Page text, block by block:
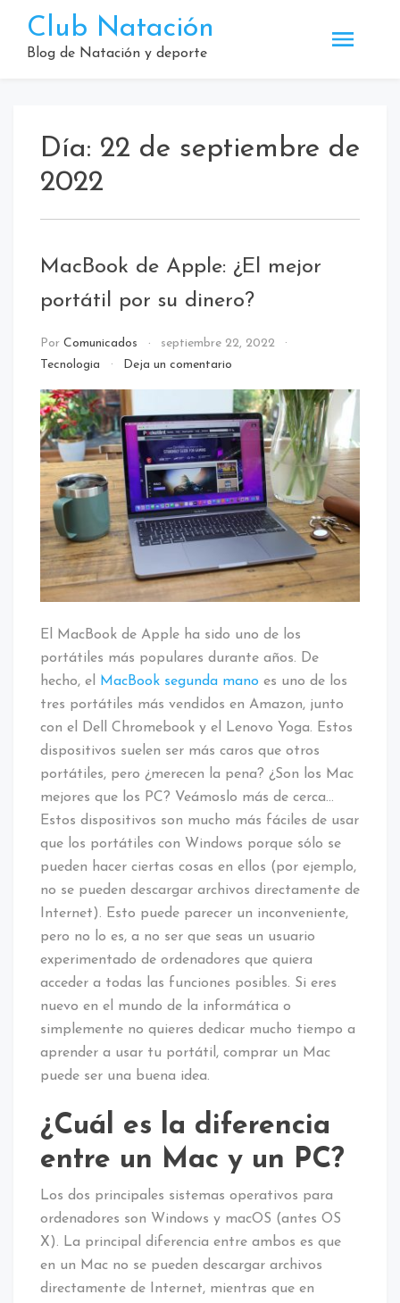
contenido
Club Natación
Blog de Natación y deporte
Día: 22 de septiembre de
2022
MacBook de Apple: ¿El mejor
portátil por su dinero?
Por Comunicados
septiembre 22, 2022
Tecnologia
Deja un comentarioen
de
Apple:
¿El
mejor
portátil
por
su
dinero?
El MacBook de Apple ha sido uno de los
portátiles más populares durante años. De
hecho, el
MacBook segunda mano es uno de los
tres portátiles más vendidos en Amazon, junto
con el Dell Chromebook y el Lenovo Yoga. Estos
dispositivos suelen ser más caros que otros
portátiles, pero ¿merecen la pena? ¿Son los Mac
mejores que los PC? Veámoslo más de cerca…
Estos dispositivos son mucho más fáciles de usar
que los portátiles con Windows porque sólo se
pueden hacer ciertas cosas en ellos (por ejemplo,
no se pueden descargar archivos directamente de
Internet). Esto puede parecer un inconveniente,
pero no lo es, a no ser que seas un usuario
experimentado de ordenadores que quiera
acceder a todas las funciones posibles. Si eres
nuevo en el mundo de la informática o
simplemente no quieres dedicar mucho tiempo a
aprender a usar tu portátil, comprar un Mac
puede ser una buena idea.
¿Cuál es la diferencia
entre un Mac y un PC?
Los dos principales sistemas operativos para
ordenadores son Windows y macOS (antes OS
X). La principal diferencia entre ambos es que
en un Mac no se pueden descargar archivos
directamente de Internet, mientras que en